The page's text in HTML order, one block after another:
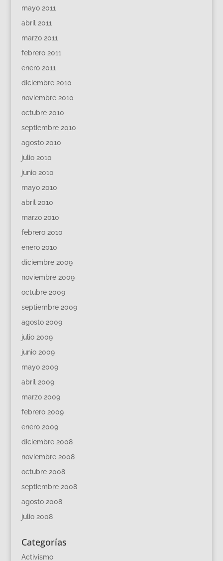
mayo 2011
abril 2011
marzo 2011
febrero 2011
enero 2011
diciembre 2010
noviembre 2010
octubre 2010
septiembre 2010
agosto 2010
julio 2010
junio 2010
mayo 2010
abril 2010
marzo 2010
febrero 2010
enero 2010
diciembre 2009
noviembre 2009
octubre 2009
septiembre 2009
agosto 2009
julio 2009
junio 2009
mayo 2009
abril 2009
marzo 2009
febrero 2009
enero 2009
diciembre 2008
noviembre 2008
octubre 2008
septiembre 2008
agosto 2008
julio 2008
Categorías
Activismo